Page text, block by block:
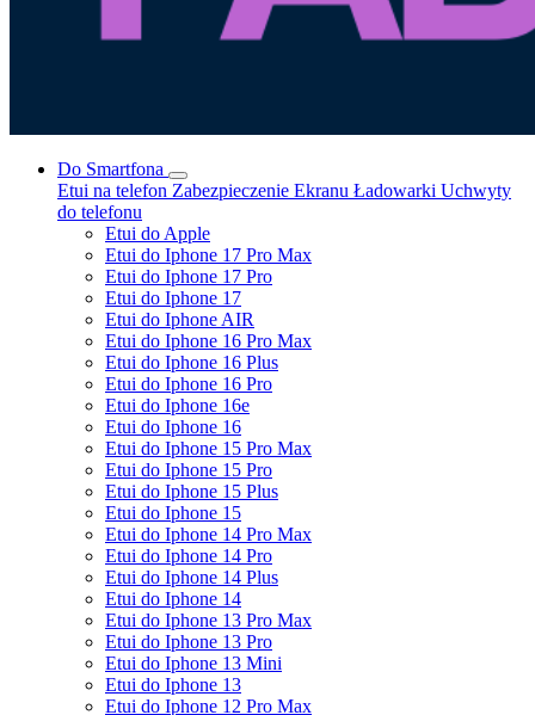
Do Smartfona
Etui na telefon Zabezpieczenie Ekranu Ładowarki Uchwyty
do telefonu
Etui do Apple
Etui do Iphone 17 Pro Max
Etui do Iphone 17 Pro
Etui do Iphone 17
Etui do Iphone AIR
Etui do Iphone 16 Pro Max
Etui do Iphone 16 Plus
Etui do Iphone 16 Pro
Etui do Iphone 16e
Etui do Iphone 16
Etui do Iphone 15 Pro Max
Etui do Iphone 15 Pro
Etui do Iphone 15 Plus
Etui do Iphone 15
Etui do Iphone 14 Pro Max
Etui do Iphone 14 Pro
Etui do Iphone 14 Plus
Etui do Iphone 14
Etui do Iphone 13 Pro Max
Etui do Iphone 13 Pro
Etui do Iphone 13 Mini
Etui do Iphone 13
Etui do Iphone 12 Pro Max